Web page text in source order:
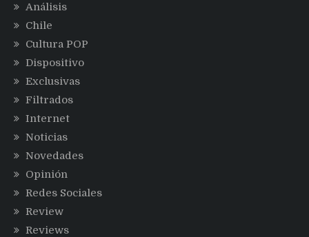
Análisis
Chile
Cultura POP
Dispositivo
Exclusivas
Filtrados
Internet
Noticias
Novedades
Opinión
Redes Sociales
Review
Reviews